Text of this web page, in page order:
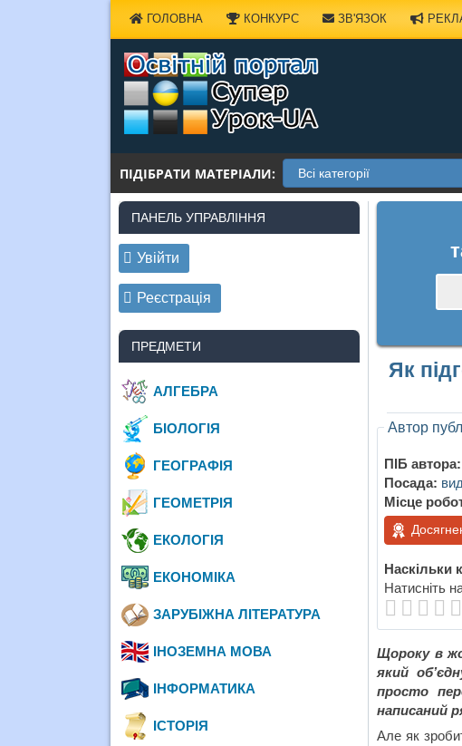
ГОЛОВНА КОНКУРС ЗВ'ЯЗОК
ПІДІБРАТИ МАТЕРІАЛИ:
Як
Автор
ПІБ автора:
Посада:
Місце
Наскільки
Натисніть
Щороку в
який
просто
написаний
Але як
ПАНЕЛЬ УПРАВЛІННЯ
Увійти
Реєстрація
ПРЕДМЕТИ
АЛГЕБРА
БІОЛОГІЯ
ГЕОГРАФІЯ
ГЕОМЕТРІЯ
ЕКОЛОГІЯ
ЕКОНОМІКА
ЗАРУБІЖНА ЛІТЕРАТУРА
ІНОЗЕМНА МОВА
ІНФОРМАТИКА
ІСТОРІЯ